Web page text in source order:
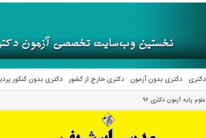
دکتری بدون آزمون دکتری خارج از کشور دکتری بدون کنکور
پایه آزمون دکتری ۹۶